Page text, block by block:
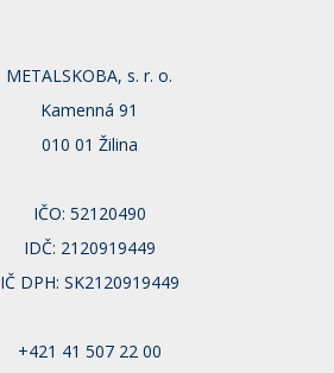
METALSKOBA, s. r. o.
Kamenná 91
010 01 Žilina
IČO: 52120490
IDČ: 2120919449
IČ DPH: SK2120919449
+421 41 507 22 00